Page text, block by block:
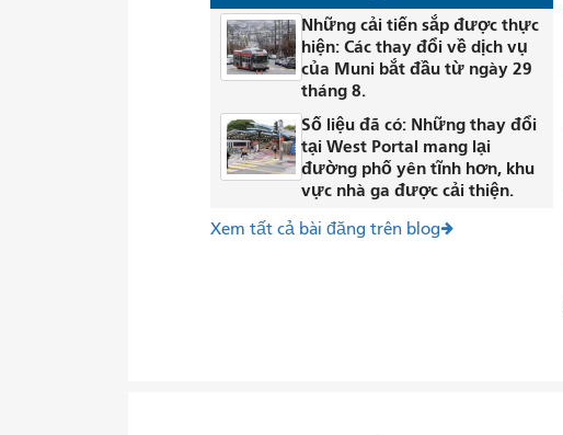
Những cải tiến sắp được thực
hiện: Các thay đổi về dịch vụ
của Muni bắt đầu từ ngày 29
tháng 8.
Số liệu đã có: Những thay đổi
tại West Portal mang lại
đường phố yên tĩnh hơn, khu
vực nhà ga được cải thiện.
Xem tất cả bài đăng trên blog